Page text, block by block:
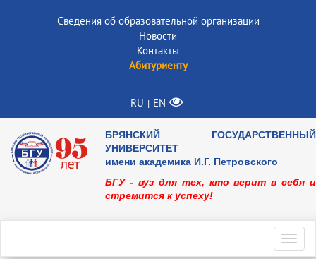
Сведения об образовательной организации
Новости
Контакты
Абитуриенту
RU | EN
БРЯНСКИЙ ГОСУДАРСТВЕННЫЙ
УНИВЕРСИТЕТ
имени академика И.Г. Петровского
БГУ - вуз для тех, кто верит в себя и
стремится к успеху!